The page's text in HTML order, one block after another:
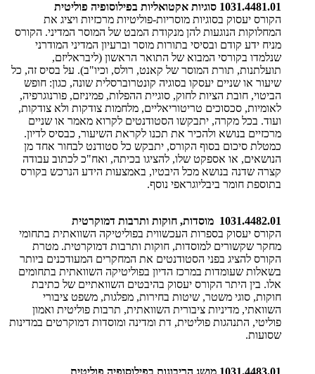
1031.4481.01 סוגיות אקטואליות בפילוסופיה פוליטית
הקורס יעסוק בסוגיות מוסריות-פוליטיות מרכזיות ויציג את
המחלוקות הנוגעות להן מנקודת המבט של המוסר המדיני. הקורס
מניח ידע קודם ובסיסי בתורות מוסר וברעיון המדיני המודרני
שנלמדו בקורסי המבוא של התואר הראשון (ליבראליזם,
תועלתנות, תורת המוסר של קאנט, רולס, וכיו"ב). על בסיס זה, כל
שיעור או שניים יעסקו בסוגיה קונטרוברסלית שונה, כגון: חופש
הביטוי, חובת הציות לחוק, סוגיית ההפלות, פמיניזם, פורנוגרפיה,
לאומיות, סכסוכים טריטוריאליים, מלחמות צודקות ולא צודקות,
ועוד. בכל מקרה, יתבקשו הסטודנטים לקרוא מאמר או שניים
מרכזיים בנושא ולהכיר את תכנו לקראת השיעור, כבסיס לדיון.
כמטלת סיכום בסוף הקורס, יתבקש כל סטודנט לבחור אחד מן
הנושאים, או אספקט שלו, להציגו בכיתה, ואח"כ לכתוב עבודה
קצרה שדנה בנושא מכל היבטיו, באמצעות הידע הנרכש בקורס
בתוספת חומר ביבליוגראפי נוסף.
1031.4482.01 מוסדות, חוקות ותרבות דמוקרטית
הקורס יעסוק בספרות העכשווית בפוליטיקה השוואתית בתחומי
מחקר שקשורים למוסדות, חוקות ותרבות דמוקרטית. מטרת
הקורס להציג בפני הסטודנטים את המחקרים המעודכנים ביותר
בשאלות שעומדות במרכז הדיון בפוליטיקה השוואתית בתחומים
אלו. בין היתר הקורס יעסוק בהיבטים השוואתיים של כתיבת
חוקות, סוגי משטר, שיטות בחירות, מפלגות, משפט ציבורי
השוואתי, מדיניות ציבורית השוואתית, תרבות פוליטית ואמון
פוליטי, התנהגות פוליטית, דת ומדינה ומוסדות דמוקרטים במדינות
שסועות.